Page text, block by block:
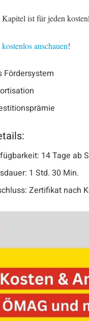
Kapitel ist für jeden
anschauen!
Fördersystem
14 Tage ab
1 Std. 30 Min.
Zertifikat nach